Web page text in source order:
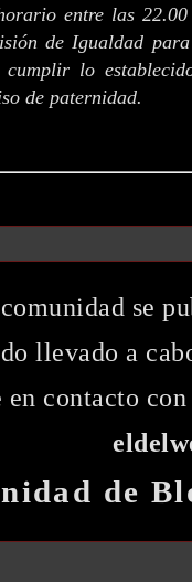
entre las
de Igualdad
lo
de paternidad.
se
llevado a
en contacto
de